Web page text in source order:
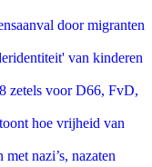
door migranten
van kinderen
zetels voor D66, FvD,
hoe vrijheid van
nazi’s, nazaten